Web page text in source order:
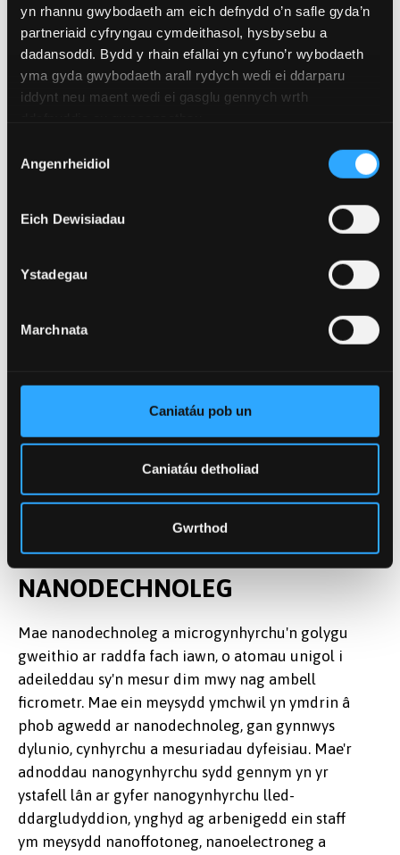
yn rhannu gwybodaeth am eich defnydd o’n safle gyda’n
partneriaid cyfryngau cymdeithasol, hysbysebu a
dadansoddi. Bydd y rhain efallai yn cyfuno’r wybodaeth
yma gyda gwybodaeth arall rydych wedi ei ddarparu
iddynt neu maent wedi ei gasglu gennych wrth
Caniatâd
Angenrheidiol
Eich Dewisiadau
Ystadegau
Marchnata
Caniatáu pob un
Caniatáu detholiad
Gwrthod
ganrif. Mae ein hymchwil a rhyngweithio eraill â
diwydiant yn sicrhau bod ein cyrsiau'n
adlewyrchu'r datblygiadau diweddaraf. Mae'r staff
yn ymarferwyr yn y maes sy'n gweithio ar
brojectau ar y cyd ac yn gweithredu fel
DARLLEN MWY:
NANODECHNOLEG
Mae nanodechnoleg a microgynhyrchu'n golygu
gweithio ar raddfa fach iawn, o atomau unigol i
adeileddau sy'n mesur dim mwy nag ambell
ficrometr. Mae ein meysydd ymchwil yn ymdrin â
phob agwedd ar nanodechnoleg, gan gynnwys
dylunio, cynhyrchu a mesuriadau dyfeisiau. Mae'r
adnoddau nanogynhyrchu sydd gennym yn yr
ystafell lân ar gyfer nanogynhyrchu lled-
ddargludyddion, ynghyd ag arbenigedd ein staff
ym meysydd nanoffotoneg, nanoelectroneg a